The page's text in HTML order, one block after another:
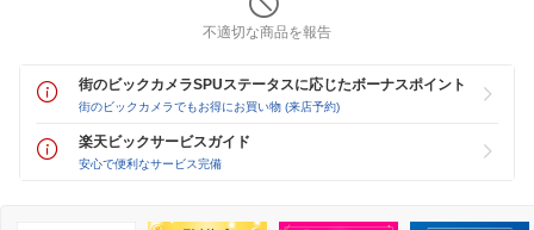
不適切な商品を報告
街のビックカメラSPUステータスに応じたボーナスポイント
街のビックカメラでもお得にお買い物 (来店予約)
楽天ビックサービスガイド
安心で便利なサービス完備